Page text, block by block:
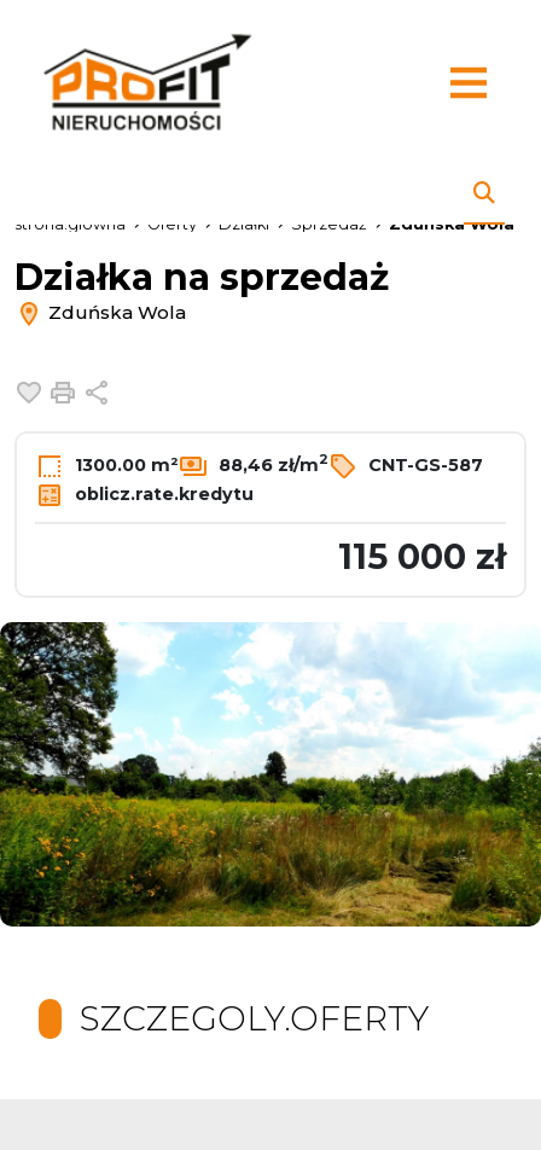
strona.glowna Oferty Działki Sprzedaż Zduńska Wola
Działka na sprzedaż
Zduńska Wola
Dodaj do ulubionych
Drukuj
1300.00 m² 88,46 zł/m2
CNT-GS-587
oblicz.rate.kredytu
115 000 zł
SZCZEGOLY.OFERTY